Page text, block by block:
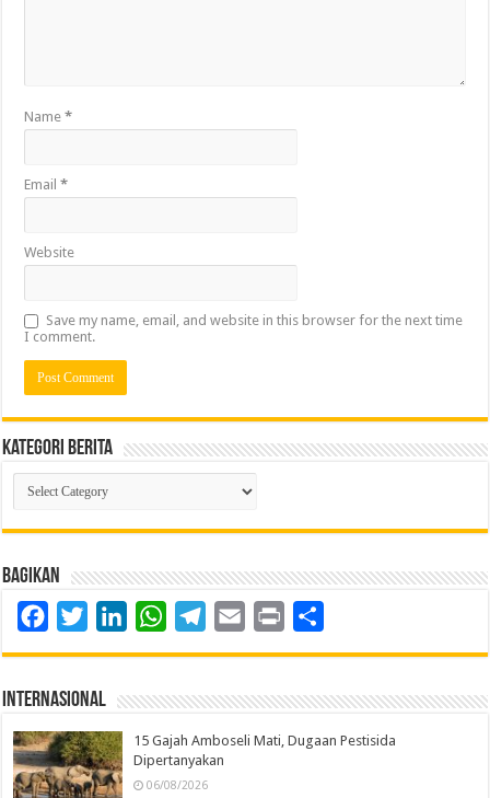
Name*
Email*
Website
Save my name, email, and website in this browser for the next time
I comment.
Kategori Berita
Kategori
Berita
Bagikan
FacebookTwitterLinkedInWhatsAppTelegram
Email Print
Internasional
15 Gajah Amboseli Mati, Dugaan Pestisida
Dipertanyakan
06/08/2026